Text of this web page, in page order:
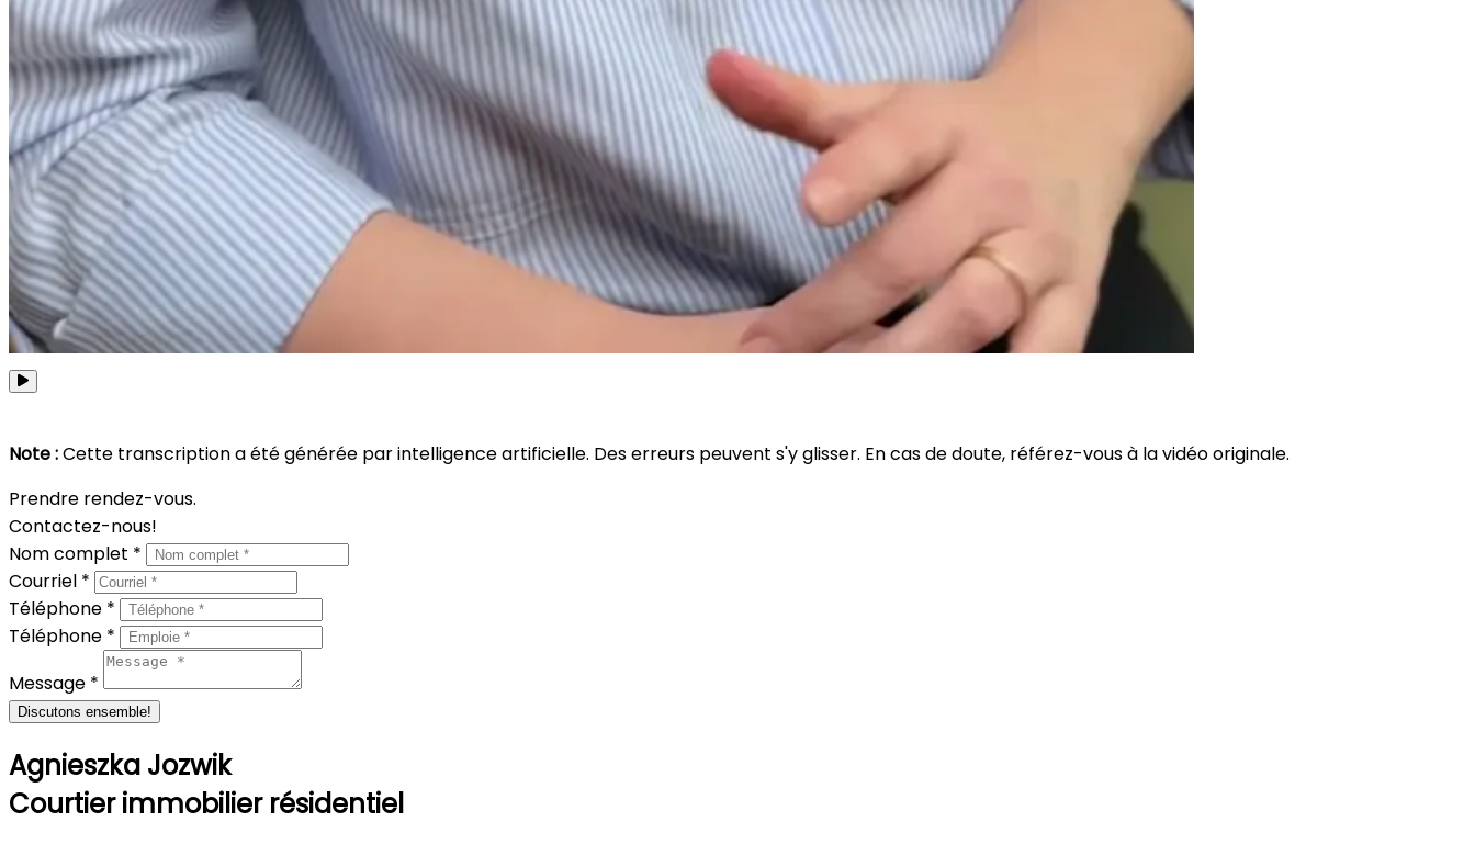
Note :Cette transcription a été générée par intelligence artificielle. Des erreurs peuvent s'y glisser. En cas de doute, référez-vous à la vidéo originale.
Prendre rendez-vous.
Contactez-nous!
Nom complet *
Courriel *
Téléphone *
Téléphone *
Message *
Discutons ensemble!
Agnieszka Jozwik
Courtier immobilier résidentiel